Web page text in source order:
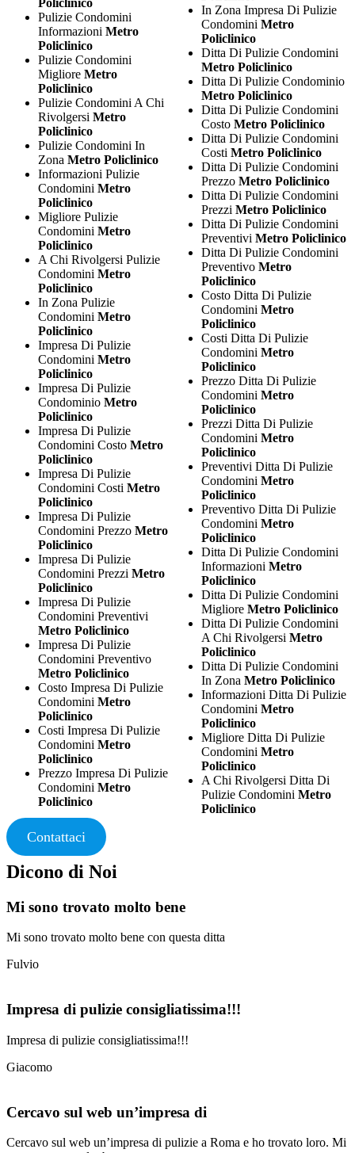
Policlinico
Pulizie Condomini
Informazioni Metro
Policlinico
Pulizie Condomini
Migliore Metro
Policlinico
Pulizie Condomini A Chi
Rivolgersi Metro
Policlinico
Pulizie Condomini In
Zona Metro Policlinico
Informazioni Pulizie
Condomini Metro
Policlinico
Migliore Pulizie
Condomini Metro
Policlinico
A Chi Rivolgersi Pulizie
Condomini Metro
Policlinico
In Zona Pulizie
Condomini Metro
Policlinico
Impresa Di Pulizie
Condomini Metro
Policlinico
Impresa Di Pulizie
Condominio Metro
Policlinico
Impresa Di Pulizie
Condomini Costo Metro
Policlinico
Impresa Di Pulizie
Condomini Costi Metro
Policlinico
Impresa Di Pulizie
Condomini Prezzo Metro
Policlinico
Impresa Di Pulizie
Condomini Prezzi Metro
Policlinico
Impresa Di Pulizie
Condomini Preventivi
Metro Policlinico
Impresa Di Pulizie
Condomini Preventivo
Metro Policlinico
Costo Impresa Di Pulizie
Condomini Metro
Policlinico
Costi Impresa Di Pulizie
Condomini Metro
Policlinico
Prezzo Impresa Di Pulizie
Condomini Metro
Policlinico
In Zona Impresa Di Pulizie
CondominiMetro
Policlinico
Ditta Di Pulizie Condomini
Metro Policlinico
Ditta Di Pulizie Condominio
Metro Policlinico
Ditta Di Pulizie Condomini
CostoMetro Policlinico
Ditta Di Pulizie Condomini
CostiMetro Policlinico
Ditta Di Pulizie Condomini
PrezzoMetro Policlinico
Ditta Di Pulizie Condomini
PrezziMetro Policlinico
Ditta Di Pulizie Condomini
PreventiviMetro Policlinico
Ditta Di Pulizie Condomini
PreventivoMetro
Policlinico
Costo Ditta Di Pulizie
CondominiMetro
Policlinico
Costi Ditta Di Pulizie
CondominiMetro
Policlinico
Prezzo Ditta Di Pulizie
CondominiMetro
Policlinico
Prezzi Ditta Di Pulizie
CondominiMetro
Policlinico
Preventivi Ditta Di Pulizie
CondominiMetro
Policlinico
Preventivo Ditta Di Pulizie
CondominiMetro
Policlinico
Ditta Di Pulizie Condomini
InformazioniMetro
Policlinico
Ditta Di Pulizie Condomini
MiglioreMetro Policlinico
Ditta Di Pulizie Condomini
A Chi RivolgersiMetro
Policlinico
Ditta Di Pulizie Condomini
In ZonaMetro Policlinico
Informazioni Ditta Di Pulizie
CondominiMetro
Policlinico
Migliore Ditta Di Pulizie
CondominiMetro
Policlinico
A Chi Rivolgersi Ditta Di
Pulizie CondominiMetro
Policlinico
Contattaci
Dicono di Noi
Mi sono trovato molto bene
Mi sono trovato molto bene con questa ditta
Fulvio
Impresa di pulizie consigliatissima!!!
Impresa di pulizie consigliatissima!!!
Giacomo
Cercavo sul web un’impresa di
Cercavo sul web un’impresa di pulizie a Roma e ho trovato loro. Mi